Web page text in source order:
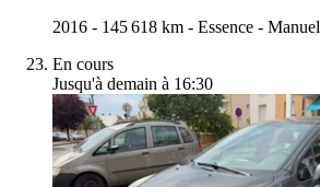
2016 - 145 618 km - Essence - Manuel
En cours
Jusqu'à demain à 16:30